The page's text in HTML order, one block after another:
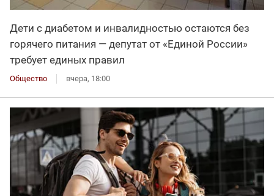
Дети с диабетом и инвалидностью остаются без
горячего питания — депутат от «Единой России»
требует единых правил
Общество вчера, 18:00